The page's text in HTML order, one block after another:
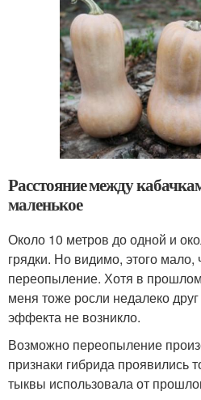
Расстояние между
маленькое
Около 10 метров до одной и
грядки. Но видимо, этого мало,
переопыление. Хотя в
меня тоже росли недалеко друг
эффекта не возникло.
Возможно переопыление
признаки гибрида проявились
тыквы использовала от